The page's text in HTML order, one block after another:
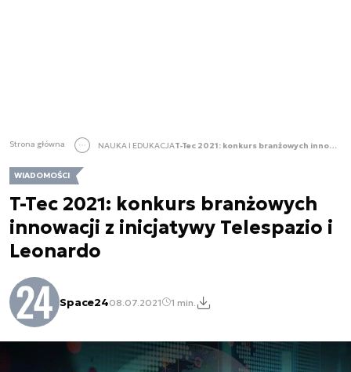
Strona główna NAUKA I EDUKACJA T-Tec 2021: konkurs branżowych innowacji z inicjatywy Telespazio i Leonardo
WIADOMOŚCI
T-Tec 2021: konkurs branżowych
innowacji z inicjatywy Telespazio i
Leonardo
Space2408.07.2021 1 min.